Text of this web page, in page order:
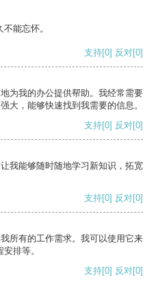
能忘怀。
支持[0] 反对[0]
为我的办公提供帮助。我经常需要
大，能够快速找到我需要的信息。
支持[0] 反对[0]
我能够随时随地学习新知识，拓宽
支持[0] 反对[0]
所有的工作需求。我可以使用它来
排等。
支持[0] 反对[0]